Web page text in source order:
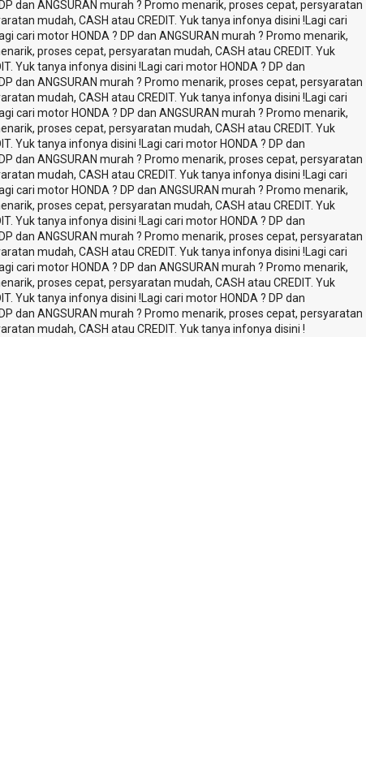
dan ANGSURAN murah ? Promo menarik, proses cepat, persyaratan
mudah, CASH atau CREDIT. Yuk tanya infonya disini ! Lagi cari
cari motor HONDA ? DP dan ANGSURAN murah ? Promo menarik,
proses cepat, persyaratan mudah, CASH atau CREDIT. Yuk
Yuk tanya infonya disini ! Lagi cari motor HONDA ? DP dan
dan ANGSURAN murah ? Promo menarik, proses cepat, persyaratan
mudah, CASH atau CREDIT. Yuk tanya infonya disini ! Lagi cari
cari motor HONDA ? DP dan ANGSURAN murah ? Promo menarik,
proses cepat, persyaratan mudah, CASH atau CREDIT. Yuk
Yuk tanya infonya disini ! Lagi cari motor HONDA ? DP dan
dan ANGSURAN murah ? Promo menarik, proses cepat, persyaratan
mudah, CASH atau CREDIT. Yuk tanya infonya disini ! Lagi cari
cari motor HONDA ? DP dan ANGSURAN murah ? Promo menarik,
proses cepat, persyaratan mudah, CASH atau CREDIT. Yuk
Yuk tanya infonya disini ! Lagi cari motor HONDA ? DP dan
dan ANGSURAN murah ? Promo menarik, proses cepat, persyaratan
mudah, CASH atau CREDIT. Yuk tanya infonya disini ! Lagi cari
cari motor HONDA ? DP dan ANGSURAN murah ? Promo menarik,
proses cepat, persyaratan mudah, CASH atau CREDIT. Yuk
Yuk tanya infonya disini ! Lagi cari motor HONDA ? DP dan
dan ANGSURAN murah ? Promo menarik, proses cepat, persyaratan
mudah, CASH atau CREDIT. Yuk tanya infonya disini !